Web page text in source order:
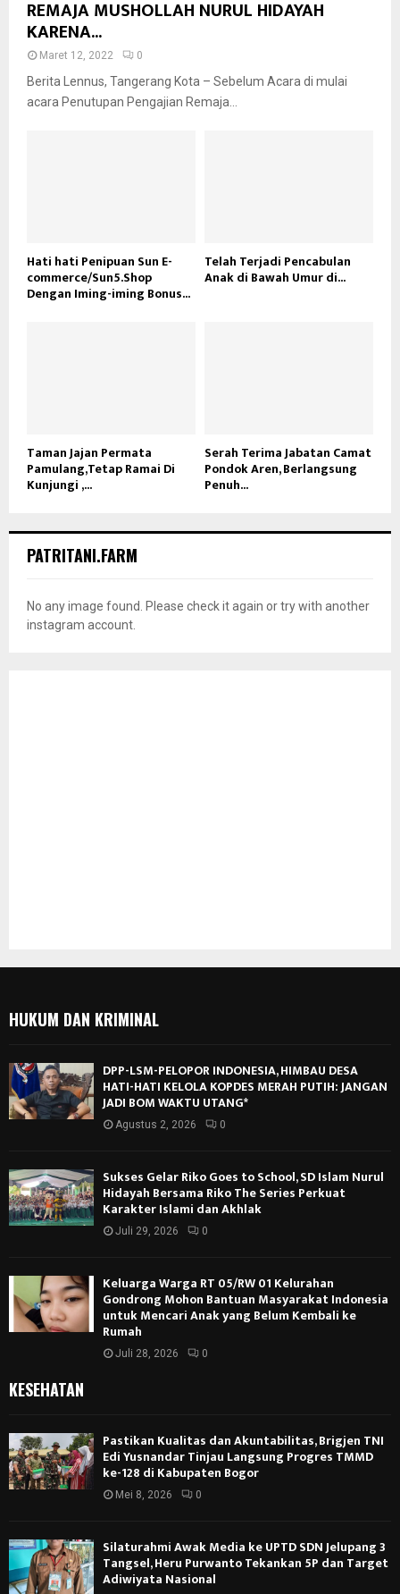
REMAJA MUSHOLLAH NURUL HIDAYAH
KARENA...
Maret 12, 2022 0
Berita Lennus, Tangerang Kota – Sebelum Acara di mulai
acara Penutupan Pengajian Remaja...
Hati hati Penipuan Sun E-
commerce/Sun5.Shop
Dengan Iming-iming Bonus...
Telah Terjadi Pencabulan
Anak di Bawah Umur di...
Taman Jajan Permata
Pamulang,Tetap Ramai Di
Kunjungi ,...
Serah Terima Jabatan Camat
Pondok Aren, Berlangsung
Penuh...
PATRITANI.FARM
No any image found. Please check it again or try with another
instagram account.
HUKUM DAN KRIMINAL
DPP-LSM-PELOPOR INDONESIA, HIMBAU DESA
HATI-HATI KELOLA KOPDES MERAH PUTIH: JANGAN
JADI BOM WAKTU UTANG*
Agustus 2, 2026 0
Sukses Gelar Riko Goes to School, SD Islam Nurul
Hidayah Bersama Riko The Series Perkuat
Karakter Islami dan Akhlak
Juli 29, 2026 0
Keluarga Warga RT 05/RW 01 Kelurahan
Gondrong Mohon Bantuan Masyarakat Indonesia
untuk Mencari Anak yang Belum Kembali ke
Rumah
Juli 28, 2026 0
KESEHATAN
Pastikan Kualitas dan Akuntabilitas, Brigjen TNI
Edi Yusnandar Tinjau Langsung Progres TMMD
ke-128 di Kabupaten Bogor
Mei 8, 2026 0
Silaturahmi Awak Media ke UPTD SDN Jelupang 3
Tangsel, Heru Purwanto Tekankan 5P dan Target
Adiwiyata Nasional